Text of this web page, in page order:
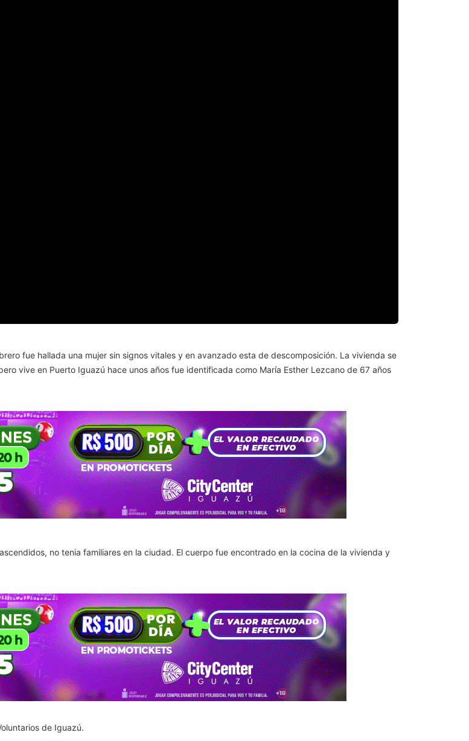
fue hallada una mujer sin signos vitales y en avanzado esta de descomposición. La vivienda se
vive en Puerto Iguazú hace unos años fue identificada como María Esther Lezcano de 67 años
no tenia familiares en la ciudad. El cuerpo fue encontrado en la cocina de la vivienda y
de Iguazú.